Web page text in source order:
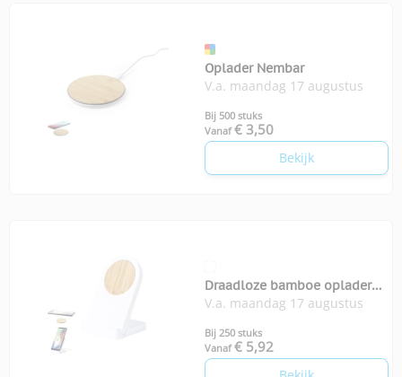
Oplader Nembar
V.a. maandag 17 augustus
Bij 500 stuks
Vanaf € 3,50
Bekijk
Draadloze bamboe oplader
Noopy
V.a. maandag 17 augustus
Bij 250 stuks
Vanaf € 5,92